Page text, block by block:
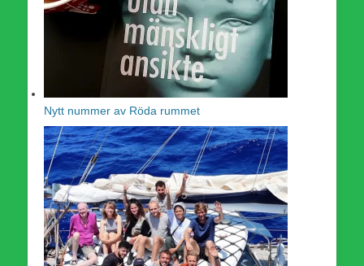
Nytt nummer av Röda rummet